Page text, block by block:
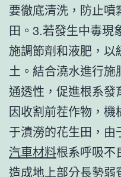
要徹底清洗，防止噴
田。3.若發生中毒現
施調節劑和液肥，
土。結合澆水進行
通透性，促進根系
因收割前茬作物，
于漬澇的花生田，由
汽車材料根系呼吸不
造成地上部分長勢弱